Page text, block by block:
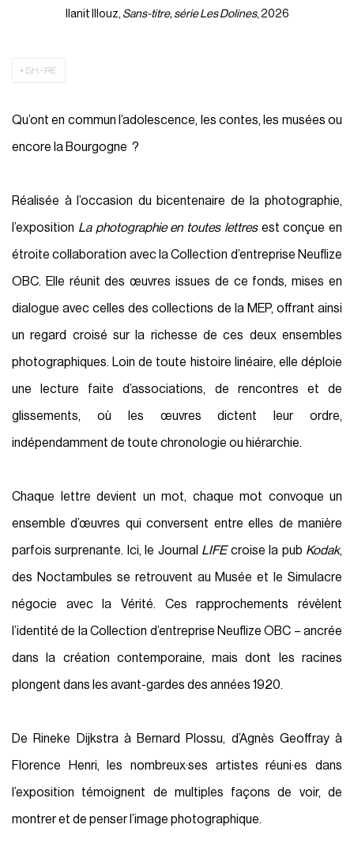
Ilanit Illouz, Sans-titre, série Les Dolines, 2026
SHARE
Qu’ont en commun l’adolescence, les contes, les musées ou
encore la Bourgogne ?
Réalisée à l’occasion du bicentenaire de la photographie,
l’exposition La photographie en toutes lettresest conçue en
étroite collaboration avec la Collection d’entreprise Neuflize
OBC. Elle réunit des œuvres issues de ce fonds, mises en
dialogue avec celles des collections de la MEP, offrant ainsi
un regard croisé sur la richesse de ces deux ensembles
photographiques. Loin de toute histoire linéaire, elle déploie
une lecture faite d’associations, de rencontres et de
glissements, où les œuvres dictent leur ordre,
indépendamment de toute chronologie ou hiérarchie.
Chaque lettre devient un mot, chaque mot convoque un
ensemble d’œuvres qui conversent entre elles de manière
parfois surprenante. Ici, le Journal LIFEcroise la pub Kodak,
des Noctambules se retrouvent au Musée et le Simulacre
négocie avec la Vérité. Ces rapprochements révèlent
l’identité de la Collection d’entreprise Neuflize OBC – ancrée
dans la création contemporaine, mais dont les racines
plongent dans les avant-gardes des années 1920.
De Rineke Dijkstra à Bernard Plossu, d’Agnès Geoffray à
Florence Henri, les nombreux·ses artistes réuni·es dans
l’exposition témoignent de multiples façons de voir, de
montrer et de penser l’image photographique.